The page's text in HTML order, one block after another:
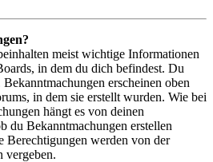
meist wichtige Informationen
in dem du dich befindest. Du
Bekanntmachungen erscheinen oben
in dem sie erstellt wurden. Wie bei
hängt es von deinen
du Bekanntmachungen erstellen
Berechtigungen werden von der
vergeben.